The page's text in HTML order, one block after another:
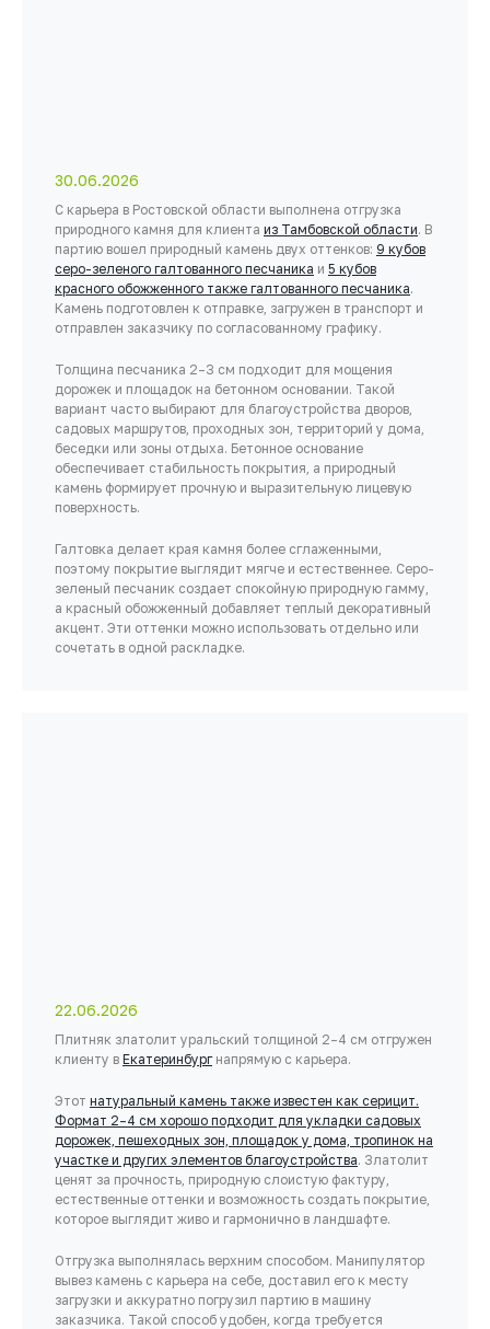
30.06.2026
С карьера в Ростовской области выполнена отгрузка
природного камня для клиента из Тамбовской области. В
партию вошел природный камень двух оттенков: 9 кубов
серо-зеленого галтованного песчаника и 5 кубов
красного обожженного также галтованного песчаника.
Камень подготовлен к отправке, загружен в транспорт и
отправлен заказчику по согласованному графику.
Толщина песчаника 2–3 см подходит для мощения
дорожек и площадок на бетонном основании. Такой
вариант часто выбирают для благоустройства дворов,
садовых маршрутов, проходных зон, территорий у дома,
беседки или зоны отдыха. Бетонное основание
обеспечивает стабильность покрытия, а природный
камень формирует прочную и выразительную лицевую
поверхность.
Галтовка делает края камня более сглаженными,
поэтому покрытие выглядит мягче и естественнее. Серо-
зеленый песчаник создает спокойную природную гамму,
а красный обожженный добавляет теплый декоративный
акцент. Эти оттенки можно использовать отдельно или
сочетать в одной раскладке.
22.06.2026
Плитняк златолит уральский толщиной 2–4 см отгружен
клиенту в Екатеринбургнапрямую с карьера.
Этот натуральный камень также известен как серицит.
Формат 2–4 см хорошо подходит для укладки садовых
дорожек, пешеходных зон, площадок у дома, тропинок на
участке и других элементов благоустройства. Златолит
ценят за прочность, природную слоистую фактуру,
естественные оттенки и возможность создать покрытие,
которое выглядит живо и гармонично в ландшафте.
Отгрузка выполнялась верхним способом. Манипулятор
вывез камень с карьера на себе, доставил его к месту
загрузки и аккуратно погрузил партию в машину
заказчика. Такой способ удобен, когда требуется